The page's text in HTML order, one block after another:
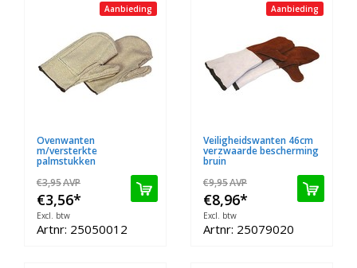
Aanbieding
Ovenwanten
m/versterkte
palmstukken
€3,95AVP
€3,56*
Excl. btw
Artnr: 25050012
Aanbieding
Veiligheidswanten 46cm
verzwaarde bescherming
bruin
€9,95AVP
€8,96*
Excl. btw
Artnr: 25079020